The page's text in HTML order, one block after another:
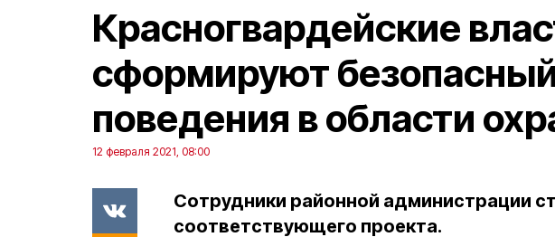
Красногвардейские
сформируют
поведения в области
12 февраля 2021, 08:00
Сотрудники районной администрации
соответствующего проекта.